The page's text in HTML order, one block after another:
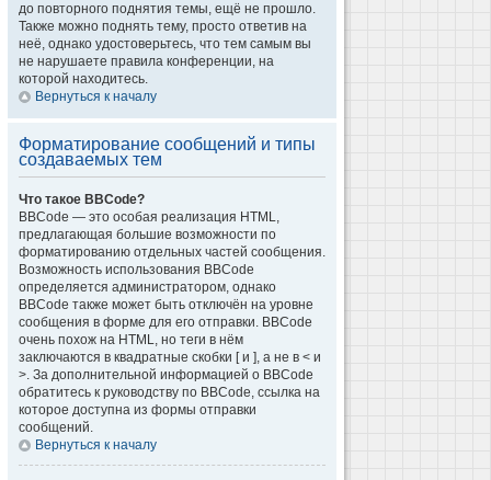
до повторного поднятия темы, ещё не прошло.
Также можно поднять тему, просто ответив на
неё, однако удостоверьтесь, что тем самым вы
не нарушаете правила конференции, на
которой находитесь.
Вернуться к началу
Форматирование сообщений и типы
создаваемых тем
Что такое BBCode?
BBCode — это особая реализация HTML,
предлагающая большие возможности по
форматированию отдельных частей сообщения.
Возможность использования BBCode
определяется администратором, однако
BBCode также может быть отключён на уровне
сообщения в форме для его отправки. BBCode
очень похож на HTML, но теги в нём
заключаются в квадратные скобки [ и ], а не в < и
>. За дополнительной информацией о BBCode
обратитесь к руководству по BBCode, ссылка на
которое доступна из формы отправки
сообщений.
Вернуться к началу